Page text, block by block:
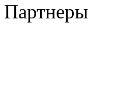
Партнеры